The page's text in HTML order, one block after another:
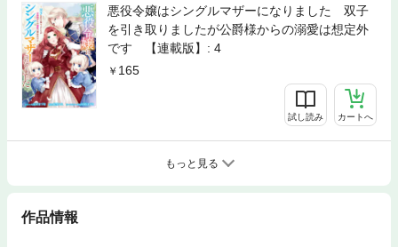
悪役令嬢はシングルマザーになりました 双子
を引き取りましたが公爵様からの溺愛は想定外
です 【連載版】: 4
165
試し読み カートへ
もっと見る
作品情報